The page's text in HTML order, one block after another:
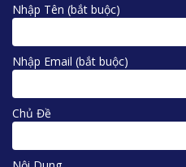
Nhập Tên (bắt buộc)
Nhập Email (bắt buộc)
Chủ Đề